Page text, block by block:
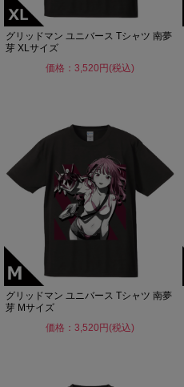
グリッドマン ユニバース Tシャツ 南夢
芽 XLサイズ
価格：3,520円(税込)
グリッドマン ユニバース Tシャツ 南夢
芽 Mサイズ
価格：3,520円(税込)